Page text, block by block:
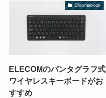
Chromebook
ELECOMのパンタグラフ式
ワイヤレスキーボードがお
すすめ